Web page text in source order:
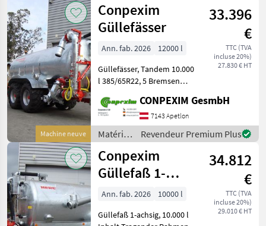
Catégorie 4 Pays Filtres
CHEMIN
ACTUEL
matériel
agricole
Materiels De
Fertilisation
Et Irrigation
Tonnes
A Lisier
Conpexim
CHOISIR
UNE
CATÉGORIE
Réinitialiser
Afficher
résultats
Machine neuve
Conpexim
Güllefässer
33.396
€
TTC (TVA
incluse 20%)
27.830 € HT
Ann. fab. 2026
12000 l
Güllefässer, Tandem 10.000
l 385/65R22, 5 Bremsen
l 385/65R22, 5 Bremsen
400*80 mm € 33.396 14.000
l 385/65R22, 5 Bremsen
400*80 mm
CONPEXIM GesmbH
7143 Apetlon
Matériels
de
fertilisation
et
irrigation
/
Revendeur Premium Plus
Conpexim
Güllefaß 1-
achsig, 12.000 l
Inhalt
34.812
€
TTC (TVA
incluse 20%)
29.010 € HT
Ann. fab. 2026
10000 l
Güllefaß 1-achsig, 10.000 l